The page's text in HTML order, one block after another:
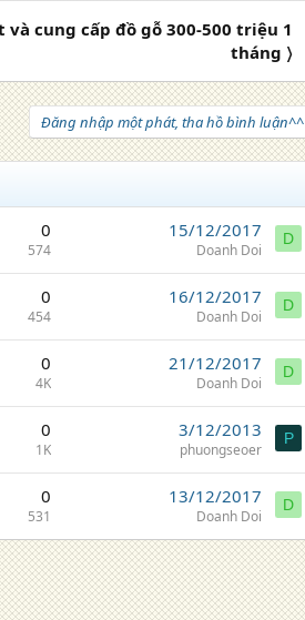
cung cấp đồ gỗ 300-500 triệu 1
tháng 〉
Đăng nhập một phát, tha hồ bình luận^^
0
574
15/12/2017
Doanh Doi
D
0
454
16/12/2017
Doanh Doi
D
0
4K
21/12/2017
Doanh Doi
D
0
1K
3/12/2013
phuongseoer
P
0
531
13/12/2017
Doanh Doi
D